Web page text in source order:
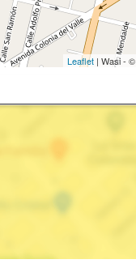
Leaflet| Wasi - ©